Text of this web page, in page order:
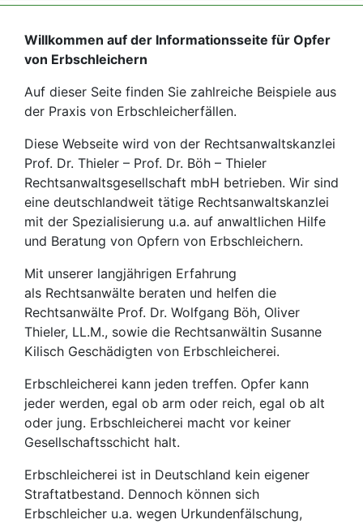
Willkommen auf der Informationsseite für Opfer
von Erbschleichern
Auf dieser Seite finden Sie zahlreiche Beispiele aus
der Praxis von Erbschleicherfällen.
Diese Webseite wird von der Rechtsanwaltskanzlei
Prof. Dr. Thieler – Prof. Dr. Böh – Thieler
Rechtsanwaltsgesellschaft mbH betrieben. Wir sind
eine deutschlandweit tätige Rechtsanwaltskanzlei
mit der Spezialisierung u.a. auf anwaltlichen Hilfe
und Beratung von Opfern von Erbschleichern.
Mit unserer langjährigen Erfahrung
als Rechtsanwälte beraten und helfen die
Rechtsanwälte Prof. Dr. Wolfgang Böh, Oliver
Thieler, LL.M., sowie die Rechtsanwältin Susanne
Kilisch Geschädigten von Erbschleicherei.
Erbschleicherei kann jeden treffen. Opfer kann
jeder werden, egal ob arm oder reich, egal ob alt
oder jung. Erbschleicherei macht vor keiner
Gesellschaftsschicht halt.
Erbschleicherei ist in Deutschland kein eigener
Straftatbestand. Dennoch können sich
Erbschleicher u.a. wegen Urkundenfälschung,